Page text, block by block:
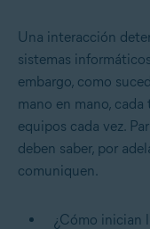
Una interacción
sistemas
embargo, como
mano en mano,
equipos cada vez.
deben saber, por
comuniquen.
¿Cómo inician